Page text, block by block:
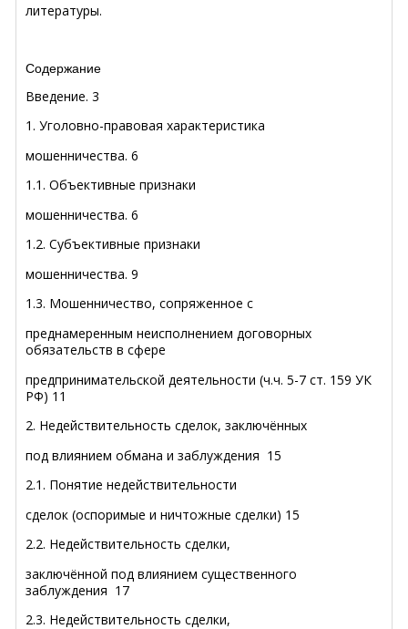
литературы.
Содержание
Введение. 3
1. Уголовно-правовая характеристика
мошенничества. 6
1.1. Объективные признаки
мошенничества. 6
1.2. Субъективные признаки
мошенничества. 9
1.3. Мошенничество, сопряженное с
преднамеренным неисполнением договорных
обязательств в сфере
предпринимательской деятельности (ч.ч. 5-7 ст. 159 УК
РФ) 11
2. Недействительность сделок, заключённых
под влиянием обмана и заблуждения 15
2.1. Понятие недействительности
сделок (оспоримые и ничтожные сделки) 15
2.2. Недействительность сделки,
заключённой под влиянием существенного
заблуждения 17
2.3. Недействительность сделки,